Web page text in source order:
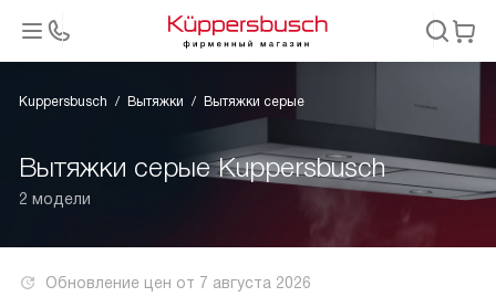
Kuppersbusch Вытяжки Вытяжки серые
Вытяжки серые Kuppersbusch
2 модели
Обновление цен от 7 августа 2026